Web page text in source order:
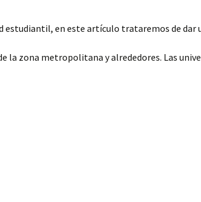
estudiantil, en este artículo trataremos de dar
la zona metropolitana y alrededores. Las